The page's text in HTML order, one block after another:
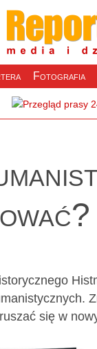
Fotografia
się w